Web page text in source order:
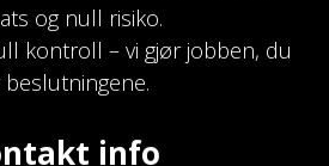
og null risiko.
kontroll – vi gjør jobben, du
beslutningene.
info